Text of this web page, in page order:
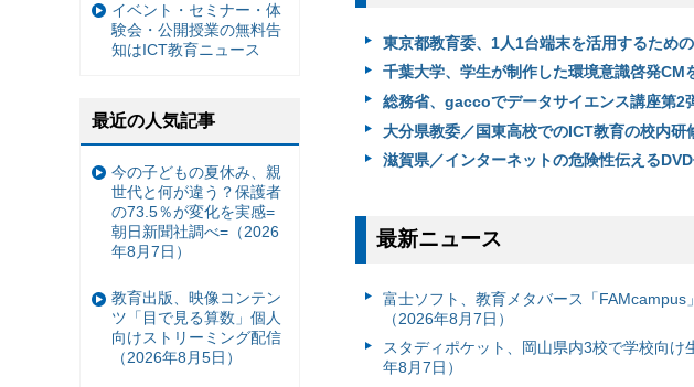
東京都教育委、1人1台端末を活用するため
千葉大学、学生が制作した環境意識啓発CM
総務省、gaccoでデータサイエンス講座第2
大分県教委／国東高校でのICT教育の校内研
滋賀県／インターネットの危険性伝える
最新ニュース
富⼠ソフト、教育メタバース「
（2026年8月7日）
スタディポケット、岡山県内3校で学校向
年8月7日）
イベント・セミナー・体
験会・公開授業の無料告
知はICT教育ニュース
最近の人気記事
今の子どもの夏休み、親
世代と何が違う？保護者
の73.5％が変化を実感=
朝日新聞社調べ=（2026
年8月7日）
教育出版、映像コンテン
ツ「目で見る算数」個人
向けストリーミング配信
（2026年8月5日）